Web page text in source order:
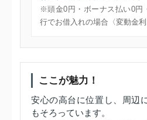
※頭金0円・ボーナス払い0円
行でお借入れの場合〈変動金利
ここが魅力！
安心の高台に位置し、周辺
もそろっています。